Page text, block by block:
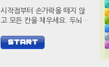
시작점부터 손가락을 떼지 않
고 모든 칸을 채우세요. 두뇌
당신의 두뇌를 개발하세요.